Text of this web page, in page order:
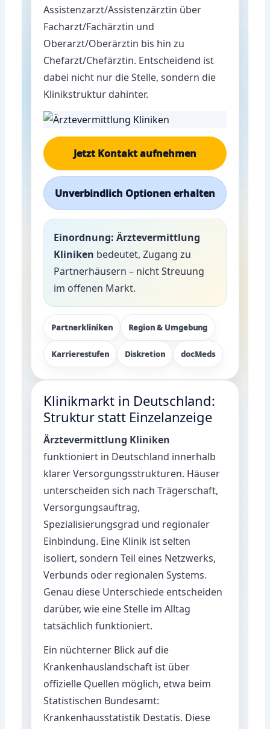
Assistenzarzt/Assistenzärztin über
Facharzt/Fachärztin und
Oberarzt/Oberärztin bis hin zu
Chefarzt/Chefärztin. Entscheidend ist
dabei nicht nur die Stelle, sondern die
Klinikstruktur dahinter.
Jetzt Kontakt aufnehmen
Unverbindlich Optionen erhalten
Einordnung: Ärztevermittlung
Kliniken bedeutet, Zugang zu
Partnerhäusern – nicht Streuung
im offenen Markt.
Partnerkliniken Region & Umgebung
Karrierestufen Diskretion docMeds
Klinikmarkt in Deutschland:
Struktur statt Einzelanzeige
Ärztevermittlung Kliniken
funktioniert in Deutschland innerhalb
klarer Versorgungsstrukturen. Häuser
unterscheiden sich nach Trägerschaft,
Versorgungsauftrag,
Spezialisierungsgrad und regionaler
Einbindung. Eine Klinik ist selten
isoliert, sondern Teil eines Netzwerks,
Verbunds oder regionalen Systems.
Genau diese Unterschiede entscheiden
darüber, wie eine Stelle im Alltag
tatsächlich funktioniert.
Ein nüchterner Blick auf die
Krankenhauslandschaft ist über
offizielle Quellen möglich, etwa beim
Statistischen Bundesamt:
Krankenhausstatistik Destatis. Diese